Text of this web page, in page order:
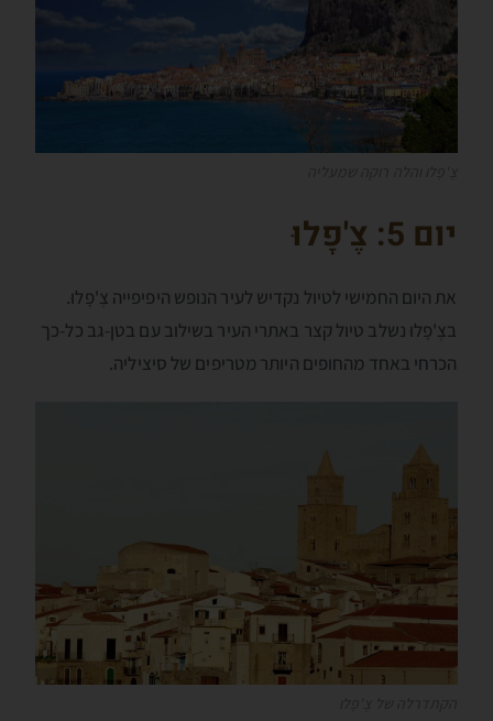
יום 5: צֶ'פָלוּ
את היום החמישי לטיול נקדיש לעיר הנופש היפיפייה צֶ'פָלוּ.
בצֶ'פָלוּ נשלב טיול קצר באתרי העיר בשילוב עם בטן-גב כל-כך
הכרחי באחד מהחופים היותר מטריפים של סיציליה.